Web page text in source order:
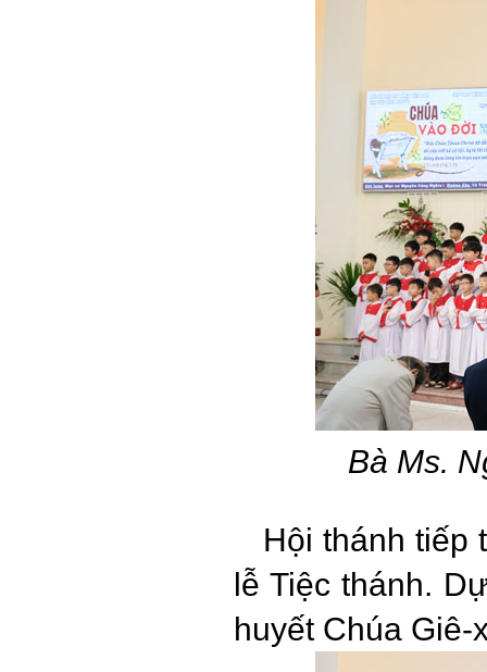
Bà Ms.
Hội thánh tiếp
lễ Tiệc thánh.
huyết Chúa